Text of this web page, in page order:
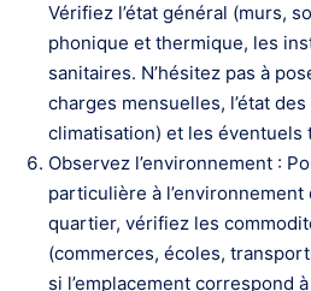
Vérifiez l’état général (murs,
phonique et thermique, les
sanitaires. N’hésitez pas à
charges mensuelles, l’état
climatisation) et les éventuels
Observez l’environnement :
particulière à
quartier, vérifiez les
(commerces, écoles,
si l’emplacement correspond